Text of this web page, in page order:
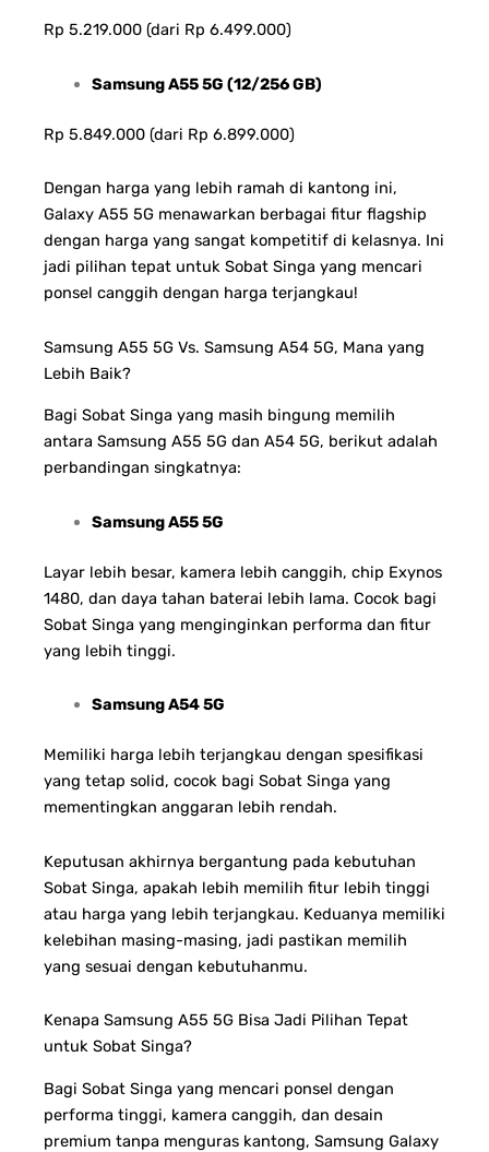
Rp 5.219.000 (dari Rp 6.499.000)
Samsung A55 5G (12/256 GB)
Rp 5.849.000 (dari Rp 6.899.000)
Dengan harga yang lebih ramah di kantong ini,
Galaxy A55 5G menawarkan berbagai fitur flagship
dengan harga yang sangat kompetitif di kelasnya. Ini
jadi pilihan tepat untuk Sobat Singa yang mencari
ponsel canggih dengan harga terjangkau!
Samsung A55 5G Vs. Samsung A54 5G, Mana yang
Lebih Baik?
Bagi Sobat Singa yang masih bingung memilih
antara Samsung A55 5G dan A54 5G, berikut adalah
perbandingan singkatnya:
Samsung A55 5G
Layar lebih besar, kamera lebih canggih, chip Exynos
1480, dan daya tahan baterai lebih lama. Cocok bagi
Sobat Singa yang menginginkan performa dan fitur
yang lebih tinggi.
Samsung A54 5G
Memiliki harga lebih terjangkau dengan spesifikasi
yang tetap solid, cocok bagi Sobat Singa yang
mementingkan anggaran lebih rendah.
Keputusan akhirnya bergantung pada kebutuhan
Sobat Singa, apakah lebih memilih fitur lebih tinggi
atau harga yang lebih terjangkau. Keduanya memiliki
kelebihan masing-masing, jadi pastikan memilih
yang sesuai dengan kebutuhanmu.
Kenapa Samsung A55 5G Bisa Jadi Pilihan Tepat
untuk Sobat Singa?
Bagi Sobat Singa yang mencari ponsel dengan
performa tinggi, kamera canggih, dan desain
premium tanpa menguras kantong, Samsung Galaxy